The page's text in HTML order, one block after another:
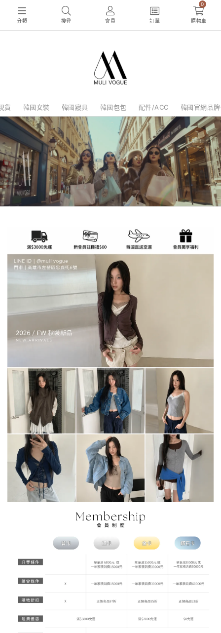
分類 搜尋 會員 訂單
0
購物車
貨 韓國女裝 韓國寢具 韓國包包 配件/ACC 韓國官網品